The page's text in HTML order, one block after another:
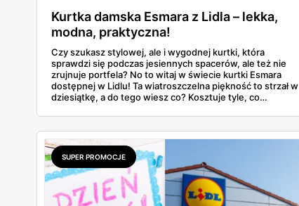
Kurtka damska Esmara z Lidla – lekka,
modna, praktyczna!
Czy szukasz stylowej, ale i wygodnej kurtki, która
sprawdzi się podczas jesiennych spacerów, ale też nie
zrujnuje portfela? No to witaj w świecie kurtki Esmara
dostępnej w Lidlu! Ta wiatroszczelna piękność to strzał w
dziesiątkę, a do tego wiesz co? Kosztuje tyle, co
SUPER PROMOCJE